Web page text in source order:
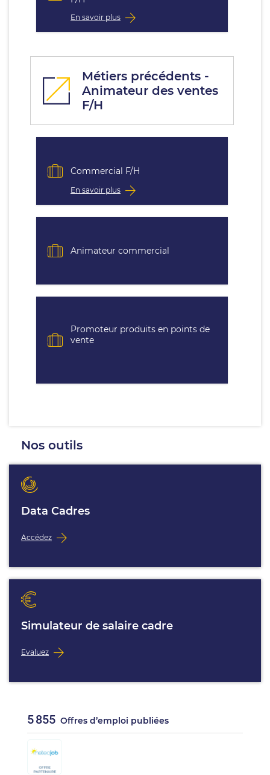
En savoir plus
Métiers précédents -
Animateur des ventes
F/H
Commercial F/H
En savoir plus
Animateur commercial
Promoteur produits en points de
vente
Nos outils
Data Cadres
Accédez
Simulateur de salaire cadre
Evaluez
5 855 Offres d’emploi publiées